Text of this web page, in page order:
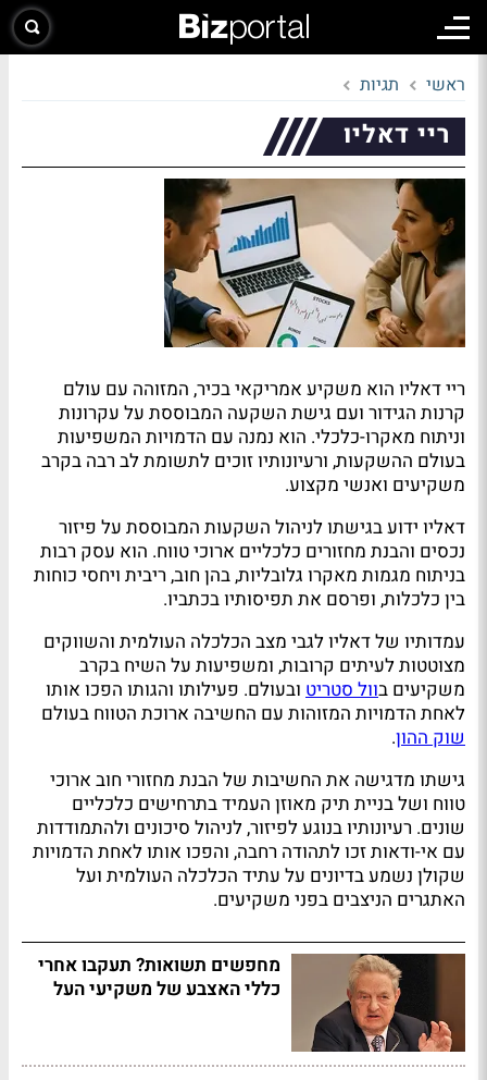
ראשי תגיות
ריי דאליו
ריי דאליו הוא משקיע אמריקאי בכיר, המזוהה עם עולם
קרנות הגידור ועם גישת השקעה המבוססת על עקרונות
וניתוח מאקרו-כלכלי. הוא נמנה עם הדמויות המשפיעות
בעולם ההשקעות, ורעיונותיו זוכים לתשומת לב רבה בקרב
משקיעים ואנשי מקצוע.
דאליו ידוע בגישתו לניהול השקעות המבוססת על פיזור
נכסים והבנת מחזורים כלכליים ארוכי טווח. הוא עסק רבות
בניתוח מגמות מאקרו גלובליות, בהן חוב, ריבית ויחסי כוחות
בין כלכלות, ופרסם את תפיסותיו בכתביו.
עמדותיו של דאליו לגבי מצב הכלכלה העולמית והשווקים
מצוטטות לעיתים קרובות, ומשפיעות על השיח בקרב
משקיעים בוול סטריט ובעולם. פעילותו והגותו הפכו אותו
לאחת הדמויות המזוהות עם החשיבה ארוכת הטווח בעולם
שוק ההון.
גישתו מדגישה את החשיבות של הבנת מחזורי חוב ארוכי
טווח ושל בניית תיק מאוזן העמיד בתרחישים כלכליים
שונים. רעיונותיו בנוגע לפיזור, לניהול סיכונים ולהתמודדות
עם אי-ודאות זכו לתהודה רחבה, והפכו אותו לאחת הדמויות
שקולן נשמע בדיונים על עתיד הכלכלה העולמית ועל
האתגרים הניצבים בפני משקיעים.
מחפשים תשואות? תעקבו אחרי
כללי האצבע של משקיעי העל